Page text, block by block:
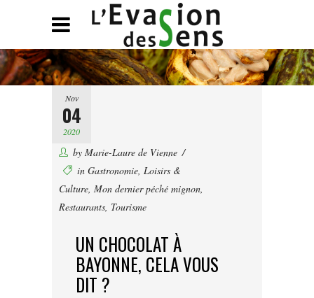
Nov
04
2020
by Marie-Laure de Vienne
in Gastronomie Loisirs &
Culture Mon dernier péché mignon
Restaurants Tourisme
UN CHOCOLAT À
BAYONNE, CELA VOUS
DIT ?